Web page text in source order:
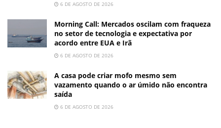
6 DE AGOSTO DE 2026
Morning Call: Mercados oscilam com fraqueza
no setor de tecnologia e expectativa por
acordo entre EUA e Irã
6 DE AGOSTO DE 2026
A casa pode criar mofo mesmo sem
vazamento quando o ar úmido não encontra
saída
6 DE AGOSTO DE 2026